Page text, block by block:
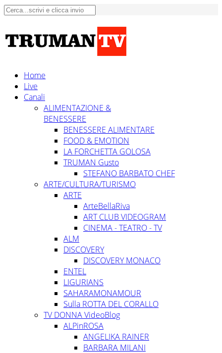
Home
Live
Canali
ALIMENTAZIONE &
BENESSERE
BENESSERE ALIMENTARE
FOOD & EMOTION
LA FORCHETTA GOLOSA
TRUMAN Gusto
STEFANO BARBATO CHEF
ARTE/CULTURA/TURISMO
ARTE
ArteBellaRiva
ART CLUB VIDEOGRAM
CINEMA - TEATRO - TV
ALM
DISCOVERY
DISCOVERY MONACO
ENTEL
LIGURIANS
SAHARAMONAMOUR
Sulla ROTTA DEL CORALLO
TV DONNA VideoBlog
ALPinROSA
ANGELIKA RAINER
BARBARA MILANI